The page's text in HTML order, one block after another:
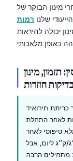
מינון הבוקר של
שלנו
יכולה להיראות
תזמון, מינון
חוזרות
כריתת תירואיד
כלל להתבצע 6-8 שבועות לאחר התחלת
טיפוסי לאחר
מלאה הוא בערך 1.6 מק״ג/ק״ג ליום, אבל
מתחילים הרבה